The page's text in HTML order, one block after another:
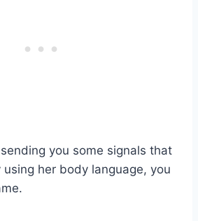
you some signals that
using her body language, you